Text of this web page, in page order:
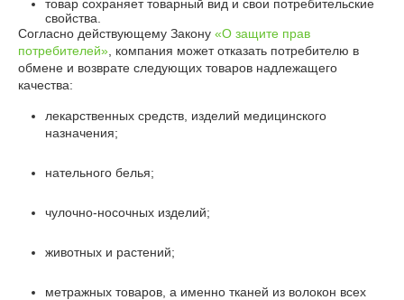
товар сохраняет товарный вид и свои потребительские
свойства.
Согласно действующему Закону «О защите прав
потребителей» , компания может отказать потребителю в
обмене и возврате следующих товаров надлежащего
качества:
лекарственных средств, изделий медицинского
назначения;
нательного белья;
чулочно-носочных изделий;
животных и растений;
метражных товаров, а именно тканей из волокон всех